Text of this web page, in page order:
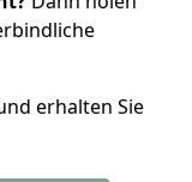
erhalten Sie